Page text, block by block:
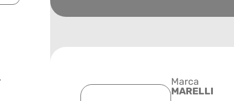
Marca
MARELLI